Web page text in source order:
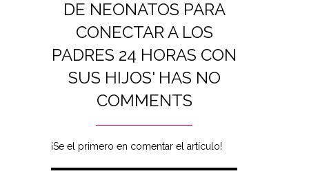
DE NEONATOS PARA
CONECTAR A LOS
PADRES 24 HORAS CON
SUS HIJOS' HAS NO
COMMENTS
¡Se el primero en comentar el artículo!